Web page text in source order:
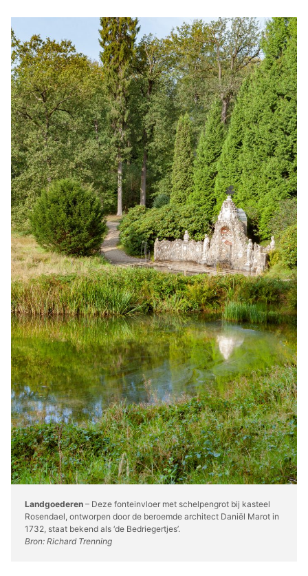
Landgoederen – Deze fonteinvloer met schelpengrot bij kasteel
Rosendael, ontworpen door de beroemde architect Daniël Marot in
1732, staat bekend als ‘de Bedriegertjes’.
Bron: Richard Trenning